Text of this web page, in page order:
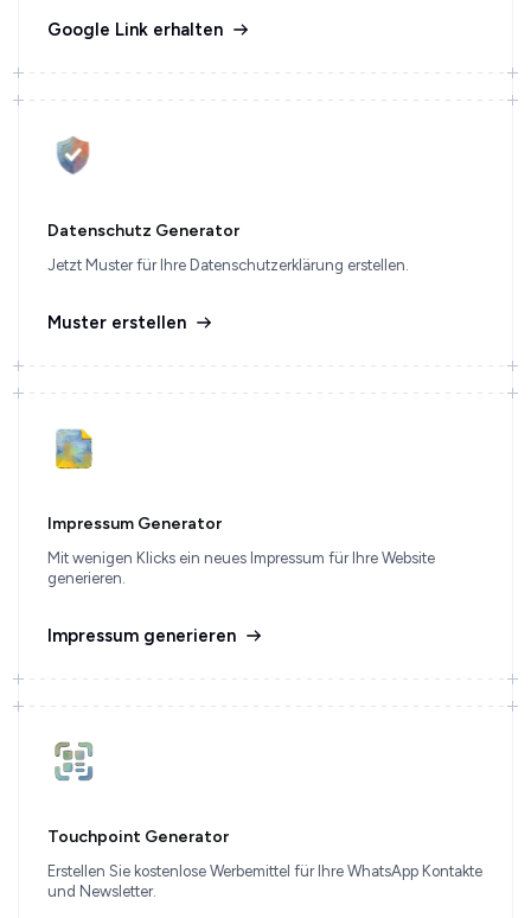
Google Link erhalten
Datenschutz Generator
Jetzt Muster für Ihre Datenschutzerklärung erstellen.
Muster erstellen
Impressum Generator
Mit wenigen Klicks ein neues Impressum für Ihre Website
generieren.
Impressum generieren
Touchpoint Generator
Erstellen Sie kostenlose Werbemittel für Ihre WhatsApp Kontakte
und Newsletter.